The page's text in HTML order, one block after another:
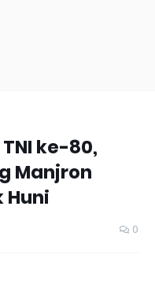
ke-80,
Manjron
Huni
0